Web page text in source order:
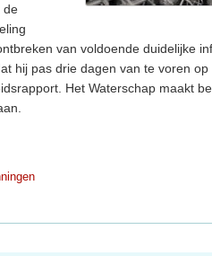
de
van voldoende duidelijke
hij pas drie dagen van te voren
Het Waterschap maakt